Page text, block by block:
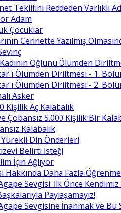
Teklifini Reddeden Varlıklı
Adam
Çocuklar
Cennette Yazılmış
Oğlunu Ölümden
Ölümden Diriltmesi - 1.
Ölümden Diriltmesi - 2.
Asker
Kişilik Aç Kalabalık
Çobansız 5.000 Kişilik Bir
Kalabalık
Yürekli Din Önderleri
Belirti İsteği
İçin Ağlıyor
Hakkında Daha Fazla
Sevgisi: İlk Önce
Paylaşamayız!
Sevgisine İnanmak ve Bu